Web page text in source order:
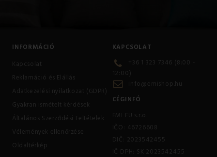
INFORMÁCIÓ
Kapcsolat
Reklamáció és Elállás
Adatkezelési nyilatkozat (GDPR)
Gyakran ismételt kérdések
Általános Szerződési Feltételek
Vélemények ellenőrzése
Oldaltérkép
KAPCSOLAT
+36 1 323 7346 (8:00 -
12:00)
info@emishop.hu
CÉGINFÓ
EMI EU s.r.o.
IČO: 46726608
DIČ: 2023542455
IČ DPH: SK 2023542455